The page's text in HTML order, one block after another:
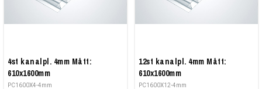
4st kanalpl. 4mm Mått:
610x1600mm
PC1600X4-4mm
12st kanalpl. 4mm Mått:
610x1600mm
PC1600X12-4mm